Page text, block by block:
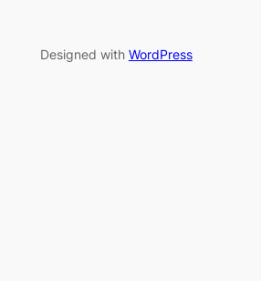
Designed with WordPress